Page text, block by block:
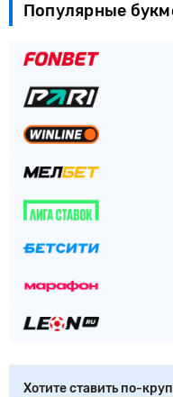
Популярные
Хотите ставить по-